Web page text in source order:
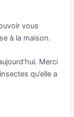
vous
à la maison.
Merci
qu’elle a